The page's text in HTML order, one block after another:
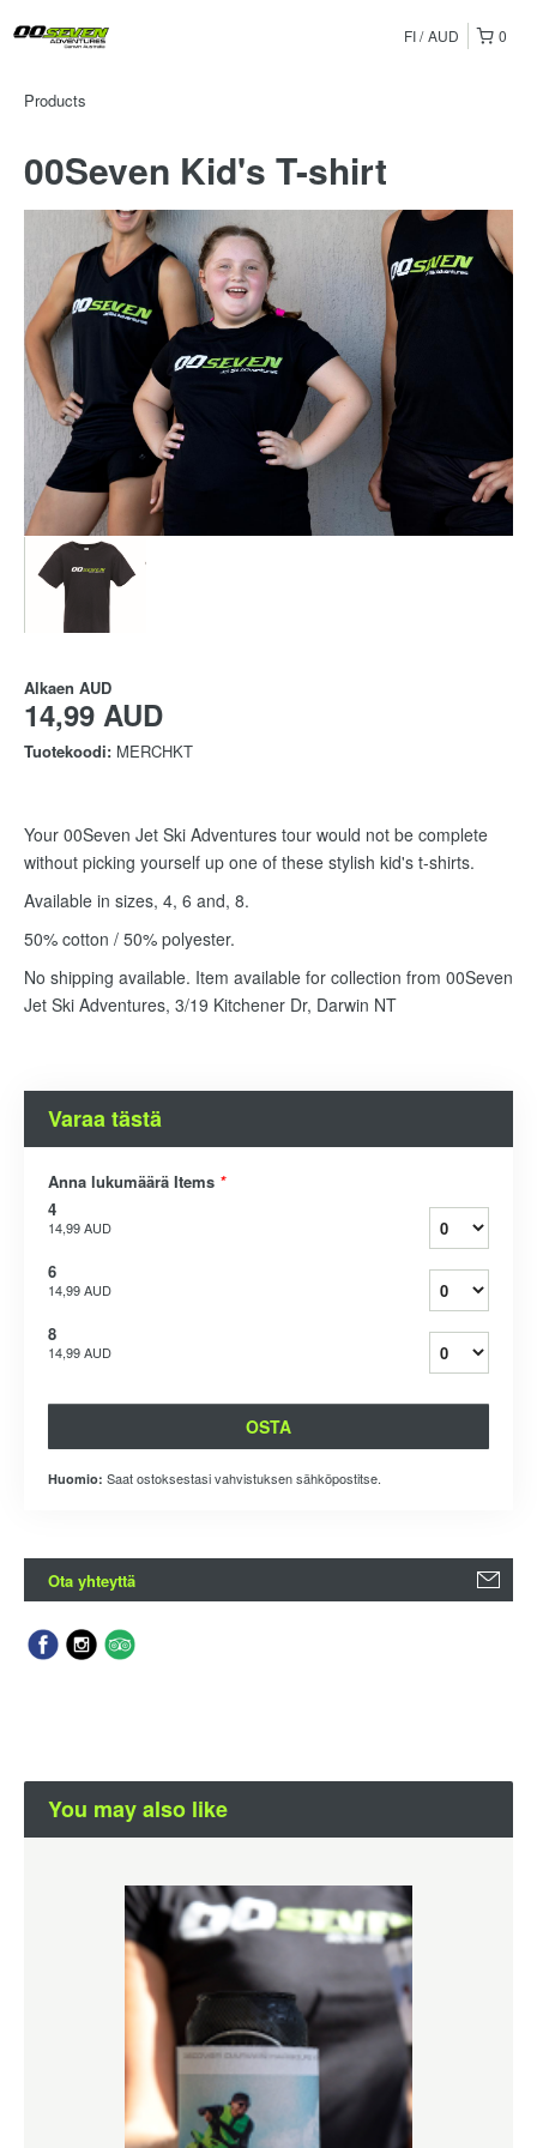
0
FI AUD
Products
00Seven Kid's T-shirt
Alkaen AUD
14,99 AUD
Tuotekoodi: MERCHKT
Your 00Seven Jet Ski Adventures tour would not be complete
without picking yourself up one of these stylish kid's t-shirts.
Available in sizes, 4, 6 and, 8.
50% cotton / 50% polyester.
No shipping available. Item available for collection from 00Seven
Jet Ski Adventures, 3/19 Kitchener Dr, Darwin NT
Varaa tästä
Anna lukumäärä Items *
4
14,99 AUD
6
14,99 AUD
8
14,99 AUD
OSTA
Huomio: Saat ostoksestasi vahvistuksen sähköpostitse.
Ota yhteyttä
You may also like